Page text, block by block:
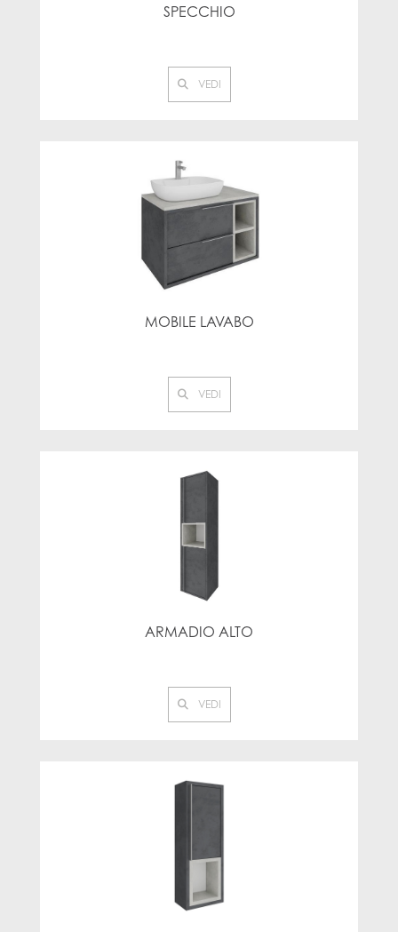
SPECCHIO
VEDI
MOBILE LAVABO
VEDI
ARMADIO ALTO
VEDI